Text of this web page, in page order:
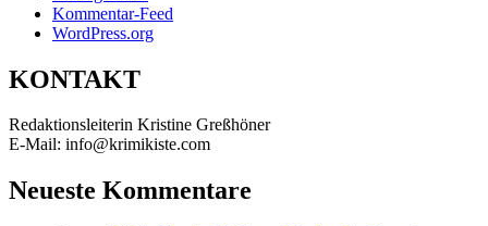
Kommentar-Feed
WordPress.org
KONTAKT
Redaktionsleiterin Kristine Greßhöner
E-Mail: info@krimikiste.com
Neueste Kommentare